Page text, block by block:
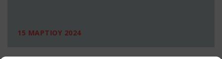
15 ΜΑΡΤΙΟΥ 2024